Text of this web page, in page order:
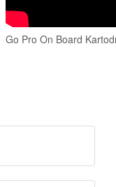
Go Pro On Board